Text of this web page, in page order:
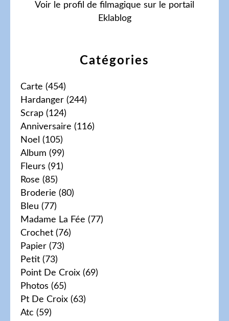
Catégories
Carte (454)
Hardanger (244)
Scrap (124)
Anniversaire (116)
Noel (105)
Album (99)
Fleurs (91)
Rose (85)
Broderie (80)
Bleu (77)
Madame La Fée (77)
Crochet (76)
Papier (73)
Petit (73)
Point De Croix (69)
Photos (65)
Pt De Croix (63)
Atc (59)
Voir le profil de filmagique sur le portail
Eklablog